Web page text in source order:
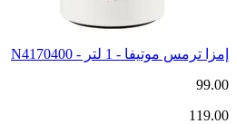
إمزا ترمس موتيفا - 1 لتر - N4170400
99.00
119.00